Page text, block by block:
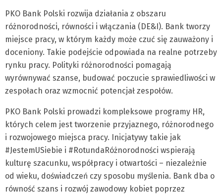
PKO Bank Polski rozwija działania z obszaru
różnorodności, równości i włączania (DE&I). Bank tworzy
miejsce pracy, w którym każdy może czuć się zauważony i
doceniony. Takie podejście odpowiada na realne potrzeby
rynku pracy. Polityki różnorodności pomagają
wyrównywać szanse, budować poczucie sprawiedliwości w
zespołach oraz wzmocnić potencjał zespołów.
PKO Bank Polski prowadzi kompleksowe programy HR,
których celem jest tworzenie przyjaznego, różnorodnego
i rozwojowego miejsca pracy. Inicjatywy takie jak
#JestemUSiebie i #RotundaRóżnorodności wspierają
kulturę szacunku, współpracy i otwartości – niezależnie
od wieku, doświadczeń czy sposobu myślenia. Bank dba o
równość szans i rozwój zawodowy kobiet poprzez